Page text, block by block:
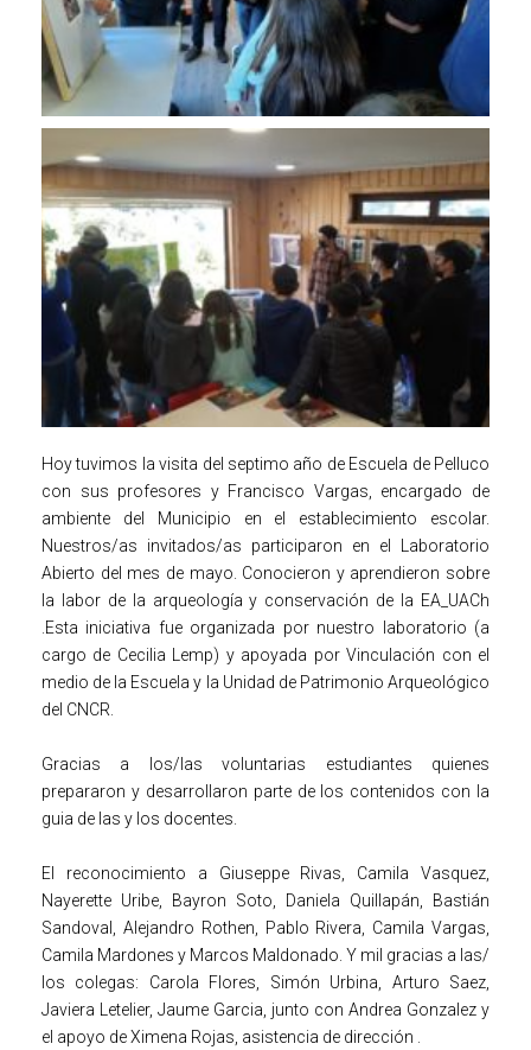
Hoy tuvimos la visita del septimo año de Escuela de Pelluco
con sus profesores y Francisco Vargas, encargado de
ambiente del Municipio en el establecimiento escolar.
Nuestros/as invitados/as participaron en el Laboratorio
Abierto del mes de mayo. Conocieron y aprendieron sobre
la labor de la arqueología y conservación de la EA_UACh
.Esta iniciativa fue organizada por nuestro laboratorio (a
cargo de Cecilia Lemp) y apoyada por Vinculación con el
medio de la Escuela y la Unidad de Patrimonio Arqueológico
del CNCR.
Gracias a los/las voluntarias estudiantes quienes
prepararon y desarrollaron parte de los contenidos con la
guia de las y los docentes.
El reconocimiento a Giuseppe Rivas, Camila Vasquez,
Nayerette Uribe, Bayron Soto, Daniela Quillapán, Bastián
Sandoval, Alejandro Rothen, Pablo Rivera, Camila Vargas,
Camila Mardones y Marcos Maldonado. Y mil gracias a las/
los colegas: Carola Flores, Simón Urbina, Arturo Saez,
Javiera Letelier, Jaume Garcia, junto con Andrea Gonzalez y
el apoyo de Ximena Rojas, asistencia de dirección .